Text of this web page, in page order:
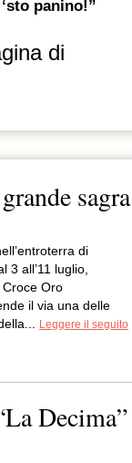
panino!”
di
sagra
di
3 all’11 luglio,
Oro
il via una delle
Leggere il seguito
Decima”